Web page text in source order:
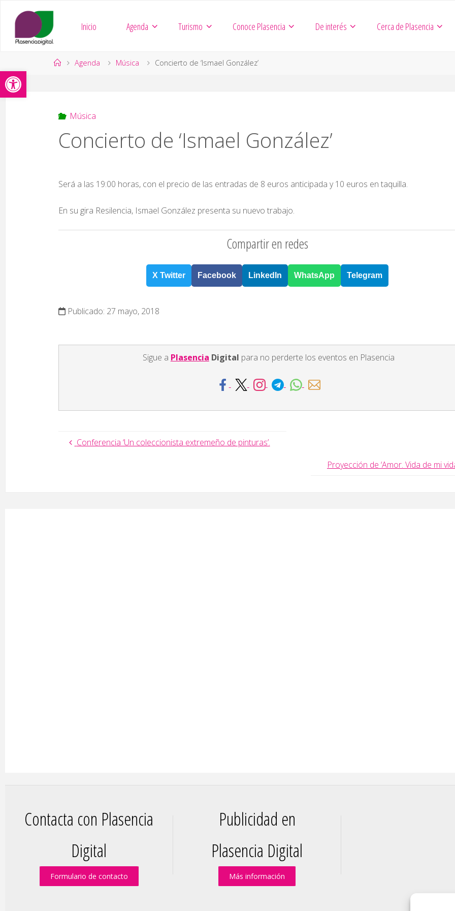
Abrir barra de herramientas
contenido
Inicio Agenda Turismo Conoce Plasencia De interés Cerca de Plasencia
PáginaAgenda Música Concierto de ‘Ismael González’
Música
Concierto de ‘Ismael González’
Será a las 19:00 horas, con el precio de las entradas de 8 euros anticipada y 10 euros en taquilla.
En su gira Resilencia, Ismael González presenta su nuevo trabajo.
Compartir en redes
X Twitter Facebook LinkedIn WhatsApp Telegram
Publicado: 27 mayo, 2018
Sigue a Plasencia Digital para no perderte los eventos en Plasencia
Conferencia ‘Un coleccionista extremeño de pinturas’.
Proyección de ‘Amor. Vida de mi
Contacta con Plasencia
Digital
Formulario de contacto
Publicidad en
Plasencia Digital
Más información